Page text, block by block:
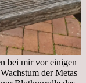
bei mir vor einigen
der Metas